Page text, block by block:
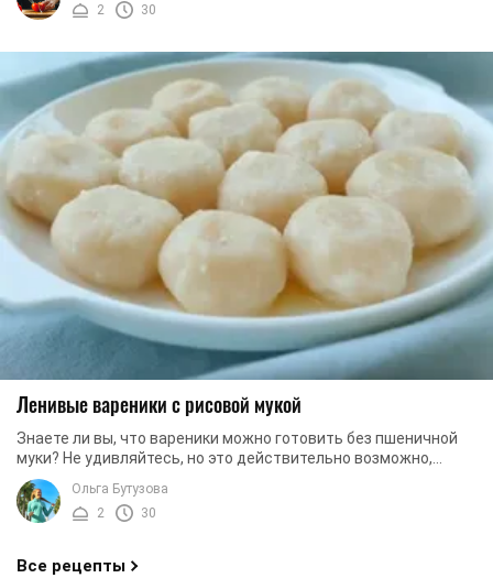
2
30
Ленивые вареники с рисовой мукой
Знаете ли вы, что вареники можно готовить без пшеничной
муки? Не удивляйтесь, но это действительно возможно,
особенно если правильно подобрать ...
Ольга Бутузова
2
30
Все рецепты